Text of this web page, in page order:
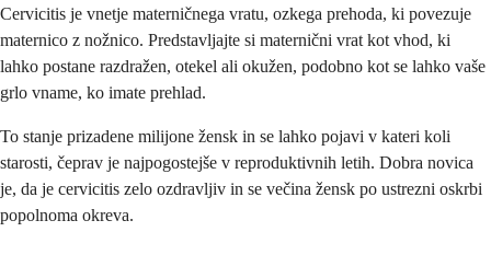
Cervicitis je vnetje materničnega vratu, ozkega prehoda, ki povezuje
maternico z nožnico. Predstavljajte si maternični vrat kot vhod, ki
lahko postane razdražen, otekel ali okužen, podobno kot se lahko vaše
grlo vname, ko imate prehlad.
To stanje prizadene milijone žensk in se lahko pojavi v kateri koli
starosti, čeprav je najpogostejše v reproduktivnih letih. Dobra novica
je, da je cervicitis zelo ozdravljiv in se večina žensk po ustrezni oskrbi
popolnoma okreva.